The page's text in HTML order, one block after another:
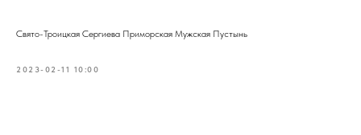
Свято-Троицкая Сергиева Приморская Мужская Пустынь
2023-02-11 10:00